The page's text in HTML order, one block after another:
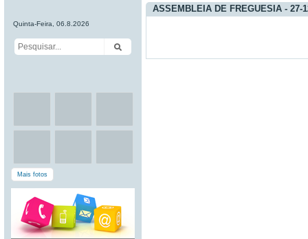
Quinta-Feira, 06.8.2026
Mais fotos
ASSEMBLEIA DE FREGUESIA - 27-